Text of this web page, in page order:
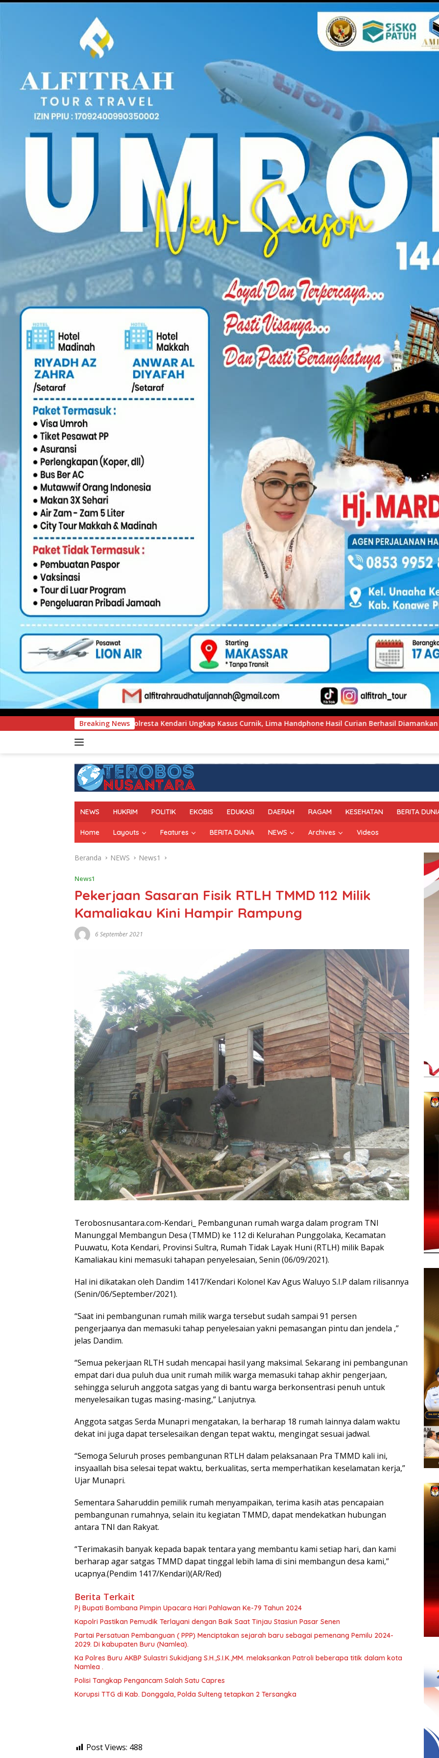
Breaking News
Polresta Kendari Ungkap Kasus Curnik, Lima Handphone Hasil Curian Berhasil Diamankan Polres Enrekang Sambut
NEWS HUKRIM POLITIK EKOBIS EDUKASI DAERAH RAGAM KESEHATAN BERITA
Home Layouts Features BERITA DUNIA NEWS Archives Videos
Beranda NEWS News1
News1
Pekerjaan Sasaran Fisik RTLH TMMD 112 Milik
Kamaliakau Kini Hampir Rampung
6 September 2021
Terobosnusantara.com-Kendari_ Pembangunan rumah warga dalam program TNI
Manunggal Membangun Desa (TMMD) ke 112 di Kelurahan Punggolaka, Kecamatan
Puuwatu, Kota Kendari, Provinsi Sultra, Rumah Tidak Layak Huni (RTLH) milik Bapak
Kamaliakau kini memasuki tahapan penyelesaian, Senin (06/09/2021).
Hal ini dikatakan oleh Dandim 1417/Kendari Kolonel Kav Agus Waluyo S.I.P dalam rilisannya
(Senin/06/September/2021).
“Saat ini pembangunan rumah milik warga tersebut sudah sampai 91 persen
pengerjaanya dan memasuki tahap penyelesaian yakni pemasangan pintu dan jendela ,”
jelas Dandim.
“Semua pekerjaan RLTH sudah mencapai hasil yang maksimal. Sekarang ini pembangunan
empat dari dua puluh dua unit rumah milik warga memasuki tahap akhir pengerjaan,
sehingga seluruh anggota satgas yang di bantu warga berkonsentrasi penuh untuk
menyelesaikan tugas masing-masing,” Lanjutnya.
Anggota satgas Serda Munapri mengatakan, Ia berharap 18 rumah lainnya dalam waktu
dekat ini juga dapat terselesaikan dengan tepat waktu, mengingat sesuai jadwal.
“Semoga Seluruh proses pembangunan RTLH dalam pelaksanaan Pra TMMD kali ini,
insyaallah bisa selesai tepat waktu, berkualitas, serta memperhatikan keselamatan kerja,”
Ujar Munapri.
Sementara Saharuddin pemilik rumah menyampaikan, terima kasih atas pencapaian
pembangunan rumahnya, selain itu kegiatan TMMD, dapat mendekatkan hubungan
antara TNI dan Rakyat.
“Terimakasih banyak kepada bapak tentara yang membantu kami setiap hari, dan kami
berharap agar satgas TMMD dapat tinggal lebih lama di sini membangun desa kami,”
ucapnya.(Pendim 1417/Kendari)(AR/Red)
Berita Terkait
Pj Bupati Bombana Pimpin Upacara Hari Pahlawan Ke-79 Tahun 2024
Kapolri Pastikan Pemudik Terlayani dengan Baik Saat Tinjau Stasiun Pasar Senen
Partai Persatuan Pembanguan ( PPP) Menciptakan sejarah baru sebagai pemenang Pemilu 2024-
2029. Di kabupaten Buru (Namlea).
Ka Polres Buru AKBP Sulastri Sukidjang S.H.,S.I.K.,MM. melaksankan Patroli beberapa titik dalam kota
Namlea .
Polisi Tangkap Pengancam Salah Satu Capres
Korupsi TTG di Kab. Donggala, Polda Sulteng tetapkan 2 Tersangka
Post Views: 488